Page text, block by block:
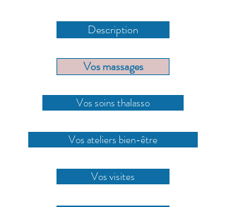
Description
Vos massages
Vos soins thalasso
Vos ateliers bien-être
Vos visites